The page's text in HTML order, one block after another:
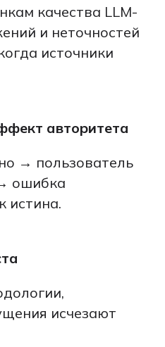
качества LLM-
и неточностей
источники
авторитета
→ пользователь
ошибка
истина.
исчезают